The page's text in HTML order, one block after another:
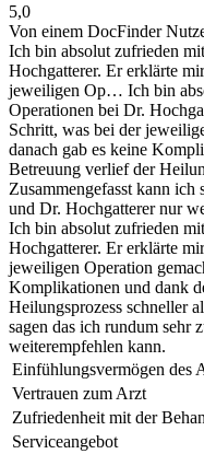
5,0
Von einem DocFinder
Ich bin absolut zufrieden
Hochgatterer. Er erklärte
jeweiligen Op… Ich bin
Operationen bei Dr.
Schritt, was bei der
danach gab es keine
Betreuung verlief der
Zusammengefasst kann ich
und Dr. Hochgatterer nur
Ich bin absolut zufrieden
Hochgatterer. Er erklärte
jeweiligen Operation
Komplikationen und dank
Heilungsprozess schneller
sagen das ich rundum sehr
weiterempfehlen kann.
Einfühlungsvermögen des
Vertrauen zum Arzt
Zufriedenheit mit der
Serviceangebot